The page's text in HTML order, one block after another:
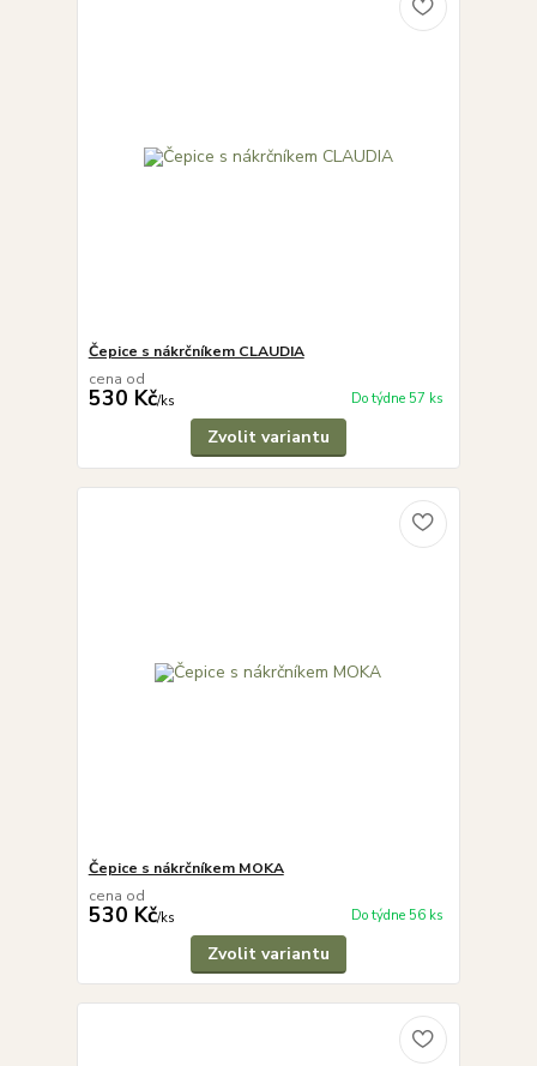
Čepice s nákrčníkem CLAUDIA
cena od
530 Kč/ks Do týdne 57 ks
Zvolit variantu
Čepice s nákrčníkem MOKA
cena od
530 Kč/ks Do týdne 56 ks
Zvolit variantu